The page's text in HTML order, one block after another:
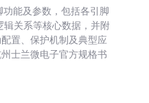
功能及参数，包括各引脚
辑关系等核心数据，并附
置、保护机制及典型应
士兰微电子官方规格书